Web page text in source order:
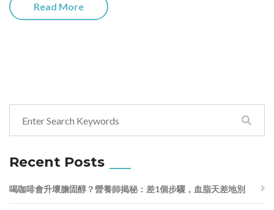
Read More
Recent Posts
喝咖啡會升壞膽固醇？營養師揭秘：差1個步驟，血脂天差地別